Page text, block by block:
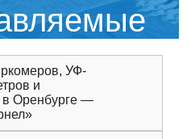
центром
УФ-
и
в Оренбурге —